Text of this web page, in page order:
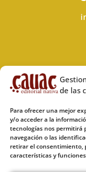
de las
Para ofrecer una mejor
y/o acceder a la
tecnologías nos permitirá
navegación o las
retirar el consentimiento,
características y